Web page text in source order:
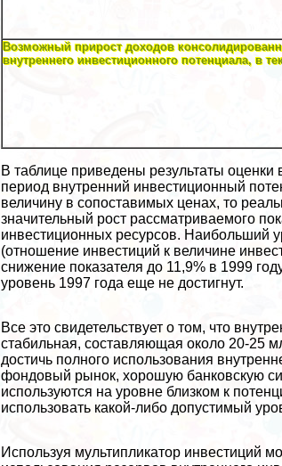
Возможный прирост доходов
внутреннего инвестиционного потенциала, в
В таблице приведены результаты оценки
период внутренний инвестиционный
величину в сопоставимых ценах, то
значительный рост рассматриваемого
инвестиционных ресурсов. Наибольший
(отношение инвестиций к величине
снижение показателя до 11,9% в 1999
уровень 1997 года еще не достигнут.
Все это свидетельствует о том, что
стабильная, составляющая около 20-25
достичь полного использования
фондовый рынок, хорошую банковскую
используются на уровне близком к
использовать какой-либо допустимый
Используя мультипликатор инвестиций